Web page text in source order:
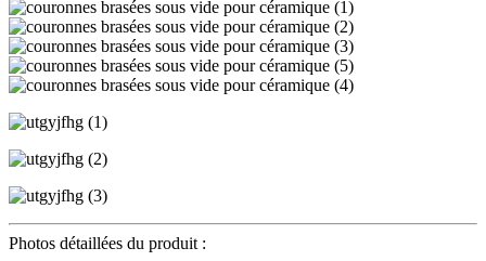
Photos détaillées du produit :